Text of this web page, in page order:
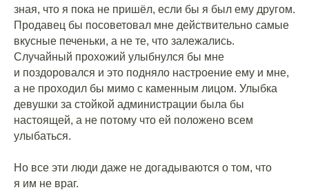
зная, что я пока не пришёл, если бы я был ему другом.
Продавец бы посоветовал мне действительно самые
вкусные печеньки, а не те, что залежались.
Случайный прохожий улыбнулся бы мне
и поздоровался и это подняло настроение ему и мне,
а не проходил бы мимо с каменным лицом. Улыбка
девушки за стойкой администрации была бы
настоящей, а не потому что ей положено всем
улыбаться.
Но все эти люди даже не догадываются о том, что
я им не враг.